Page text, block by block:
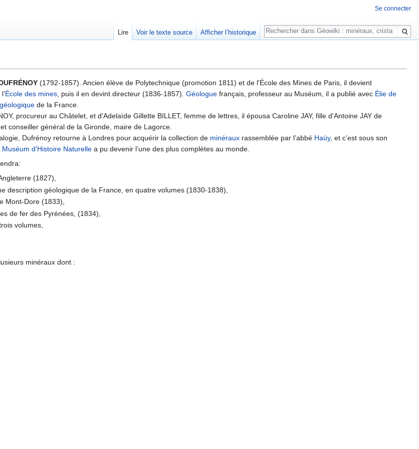
(1792-1857). Ancien élève de Polytechnique (promotion 1811) et de l'École des Mines de Paris, il devient
École des mines, puis il en devint directeur (1836-1857). Géologue français, professeur au Muséum, il a publié avec Élie de
de la France.
procureur au Châtelet, et d'Adelaïde Gillette BILLET, femme de lettres, il épousa Caroline JAY, fille d'Antoine JAY de
conseiller général de la Gironde, maire de Lagorce.
Dufrénoy retourne à Londres pour acquérir la collection de minéraux rassemblée par l’abbé Haüy, et c’est sous son
Muséum d'Histoire Naturelle a pu devenir l’une des plus complètes au monde.
(1827),
description géologique de la France, en quatre volumes (1830-1838),
Mont-Dore (1833),
de fer des Pyrénées, (1834),
volumes,
minéraux dont :
Se connecter
Lire Voir le texte source Afficher l’historique
Rechercher